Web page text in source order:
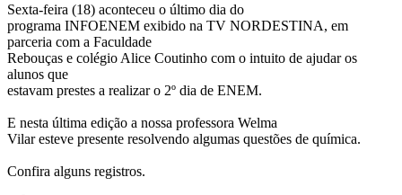
Sexta-feira (18) aconteceu o último dia do
programa INFOENEM exibido na TV NORDESTINA, em
parceria com a Faculdade
Rebouças e colégio Alice Coutinho com o intuito de ajudar os
alunos que
estavam prestes a realizar o 2º dia de ENEM.
E nesta última edição a nossa professora Welma
Vilar esteve presente resolvendo algumas questões de química.
Confira alguns registros.